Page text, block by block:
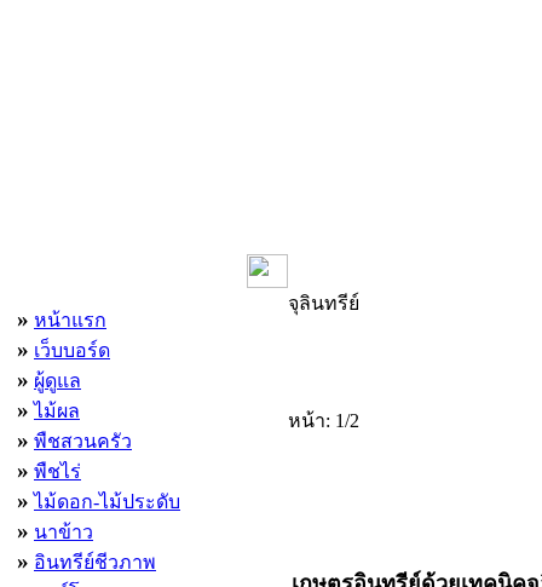
» หน้าแรก
» เว็บบอร์ด
» ผู้ดูแล
» ไม้ผล
» พืชสวนครัว
» พืชไร่
» ไม้ดอก-ไม้ประดับ
» นาข้าว
» อินทรีย์ชีวภาพ
จุลินทรีย์
หน้า: 1/2